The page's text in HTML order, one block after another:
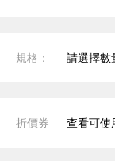
規格： 請選擇數
折價券 查看可使